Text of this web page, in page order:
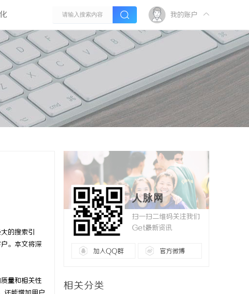
我的账户
的搜索引
。本文将深
量和相关性
人脉网
扫一扫二维码关注我们
Get最新资讯
加入QQ群 官方微博
相关分类